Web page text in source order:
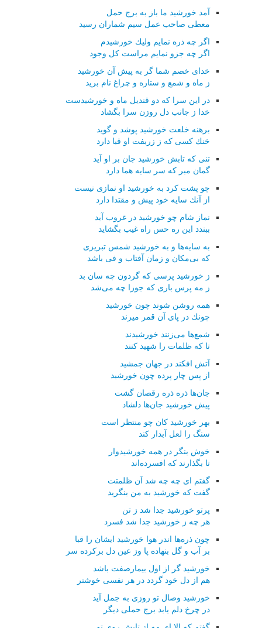
آمد خورشید ما باز به برج حمل
معطی صاحب عمل سیم شماران رسید
اگر چه ذره نمایم ولیك خورشیدم
اگر چه جزو نمایم مراست كل وجود
خدای خصم شما گر به پیش آن خورشید
ز ماه و شمع و ستاره و چراغ نام برید
در این سرا كه دو قندیل ماه و خورشیدست
خدا ز جانب دل روزن سرا بگشاد
برهنه خلعت خورشید پوشد و گوید
خنك كسی كه ز زربفت او قبا دارد
تنی كه تابش خورشید جان بر او آید
گمان مبر كه سر سایه هما دارد
چو پشت كرد به خورشید او نمازی نیست
از آنك سایه خود پیش و مقتدا دارد
نماز شام چو خورشید در غروب آید
ببندد این ره حس راه غیب بگشاید
به سایه‌ها و به خورشید شمس تبریزی
كه بی‌مكان و زمان آفتاب و فی باشد
ز خورشید پرسی كه گردون چه سان بد
ز مه پرس باری كه جوزا چه می‌شد
همه روشن شوند چون خورشید
چونك در پای آن قمر میرند
شمع‌ها می‌زنند خورشیدند
تا كه ظلمات را شهید كنند
آتش افكند در جهان جمشید
از پس چار پرده چون خورشید
جان‌ها ذره ذره رقصان گشت
پیش خورشید جان‌ها دلشاد
بهر خورشید كان چو منتظر است
سنگ را لعل آبدار كند
خوش بنگر در همه خورشیدوار
تا بگذارند كه افسرده‌اند
گفتم ای چه چه شد آن ظلمتت
گفت كه خورشید به من بنگرید
پرتو خورشید جدا شد ز تن
هر چه ز خورشید جدا شد فسرد
چون ذره‌ها اندر هوا خورشید ایشان را قبا
بر آب و گل بنهاده پا وز عین دل بركرده سر
خورشید گر از اول بیمارصفت باشد
هم از دل خود گردد در هر نفسی خوشتر
خورشید وصال تو روزی به جمل آید
در چرخ دلم یابد برج حملی دیگر